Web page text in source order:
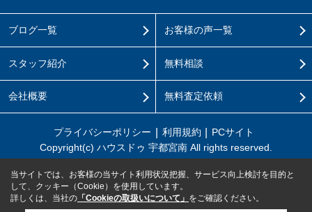
ブログ一覧
スタッフ紹介
会社概要
お客様の声一覧
無料相談
無料査定依頼
プライバシーポリシー 利用規約
PCサイト
Copyright(c) ハウスドゥ 宇都宮南 All rights reserved.
当サイトでは、お客様の当サイト利用状況把握、サービス向上検討を目的と
して、クッキー（Cookie）を使用しています。
詳しくは、当社の 「Cookieの取扱いについて」 をご確認ください。